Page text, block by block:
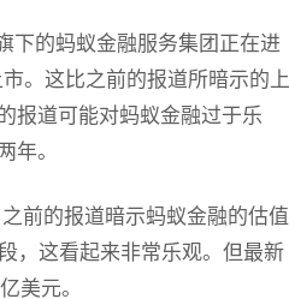
下的蚂蚁金融服务集团正在进
。这比之前的报道所暗示的上
报道可能对蚂蚁金融过于乐
年。
前的报道暗示蚂蚁金融的估值
，这看起来非常乐观。但最新
美元。